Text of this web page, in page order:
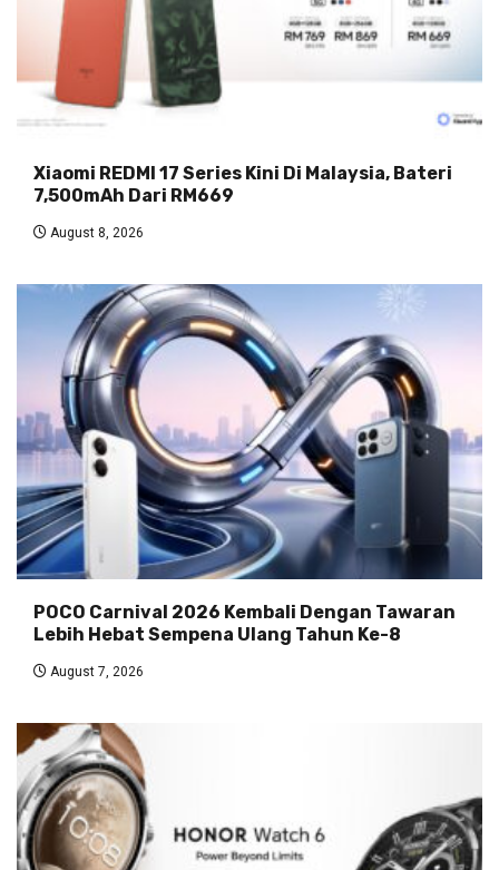
Xiaomi REDMI 17 Series Kini Di Malaysia, Bateri
7,500mAh Dari RM669
August 8, 2026
POCO Carnival 2026 Kembali Dengan Tawaran
Lebih Hebat Sempena Ulang Tahun Ke-8
August 7, 2026